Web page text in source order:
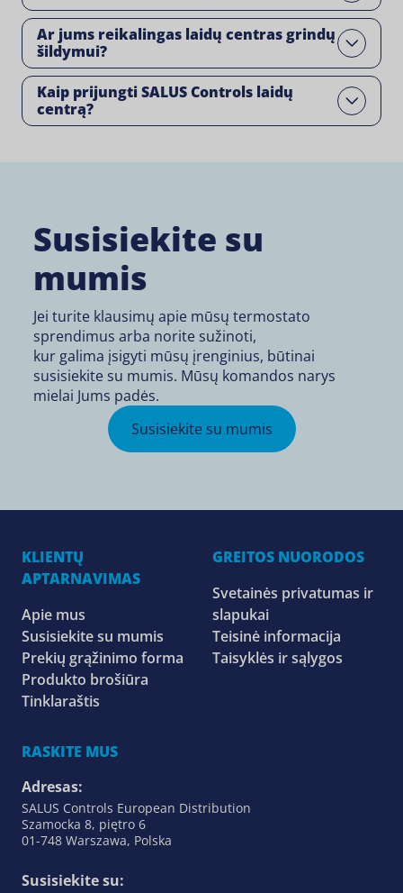
Ar jums reikalingas laidų centras grindų
šildymui?
Open
Kaip prijungti SALUS Controls laidų
centrą?
Open
Susisiekite su
mumis
Jei turite klausimų apie mūsų termostato
sprendimus arba norite sužinoti,
kur galima įsigyti mūsų įrenginius, būtinai
susisiekite su mumis. Mūsų komandos narys
mielai Jums padės.
Susisiekite su mumis
KLIENTŲ
APTARNAVIMAS
Apie mus
Susisiekite su mumis
Prekių grąžinimo forma
Produkto brošiūra
Tinklaraštis
GREITOS NUORODOS
Svetainės privatumas ir
slapukai
Teisinė informacija
Taisyklės ir sąlygos
RASKITE MUS
Adresas:
SALUS Controls European Distribution
Szamocka 8, piętro 6
01-748 Warszawa, Polska
Susisiekite su: